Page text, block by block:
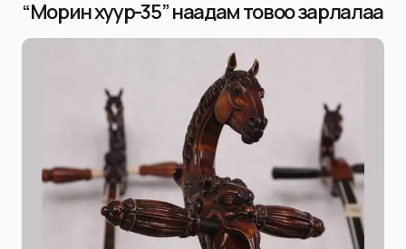
“Морин хуур-35” наадам товоо зарлалаа